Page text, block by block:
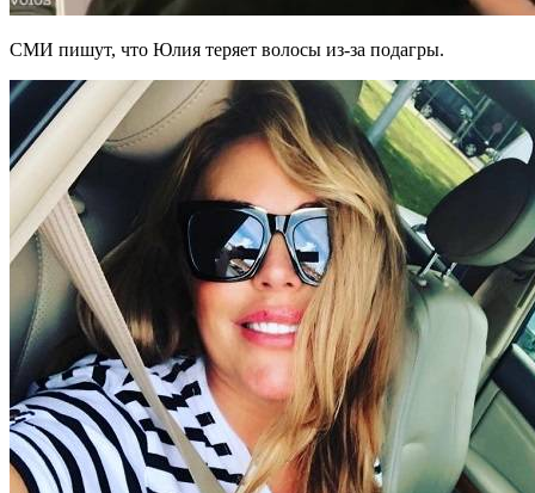
СМИ пишут, что Юлия теряет волосы из-за подагры.